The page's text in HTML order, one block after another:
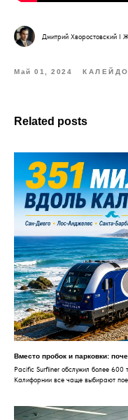
Дмитрий Хворостовский I
Май 01, 2024
Related posts
Вместо пробок и парковки:
Pacific Surfliner обслужил более
Калифорнии все чаще выбирают